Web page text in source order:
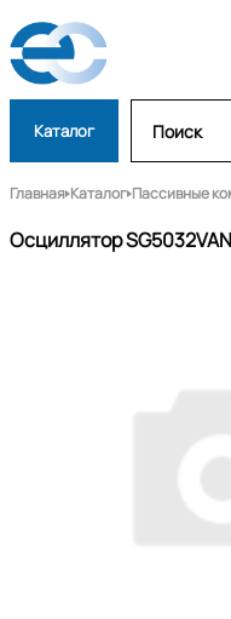
Каталог
Главная Каталог Пассивные
Осциллятор